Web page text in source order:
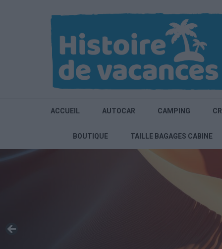
ACCUEIL AUTOCAR CAMPING
BOUTIQUE TAILLE BAGAGES CABINE